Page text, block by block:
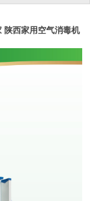
陕西家用空气消毒机